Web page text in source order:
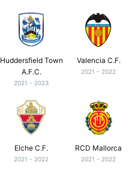
Huddersfield Town
A.F.C.
2021 - 2023
Valencia C.F.
2021 - 2022
Elche C.F.
2021 - 2022
RCD Mallorca
2021 - 2022